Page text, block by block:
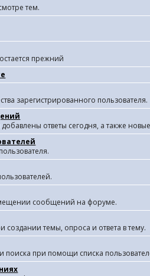
тем.
прежний
зарегистрированного пользователя.
ответы сегодня, а также
сообщений на форуме.
темы, опроса и ответа в тему.
при помощи списка